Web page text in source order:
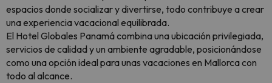
espacios donde socializar y divertirse, todo contribuye a crear
una experiencia vacacional equilibrada.
El Hotel Globales Panamá combina una ubicación privilegiada,
servicios de calidad y un ambiente agradable, posicionándose
como una opción ideal para unas vacaciones en Mallorca con
todo al alcance.